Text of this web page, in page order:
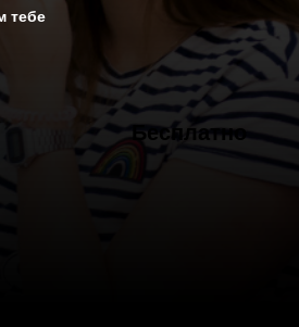
тебе
Бесплатно